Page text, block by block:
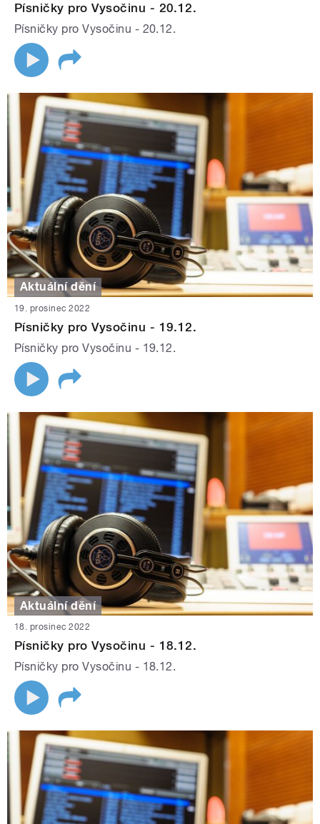
Písničky pro Vysočinu - 20.12.
Písničky pro Vysočinu - 20.12.
Aktuální dění
19. prosinec 2022
Písničky pro Vysočinu - 19.12.
Písničky pro Vysočinu - 19.12.
Aktuální dění
18. prosinec 2022
Písničky pro Vysočinu - 18.12.
Písničky pro Vysočinu - 18.12.